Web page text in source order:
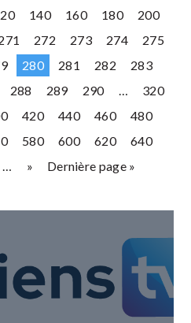
140 160 180
200
272 273 274
275
280 281 282
283
288 289 290 …
320
420 440 460
480
580 600 620
640
… » Dernière page »